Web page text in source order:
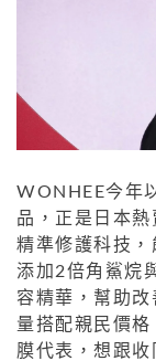
WONHEE今年
品，正是日本
精準修護科技，
添加2倍角鯊烷
容精華，幫助
量搭配親民價
膜代表，想跟收